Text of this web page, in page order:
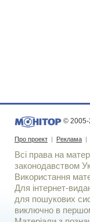
© 2005-
Про проект | Реклама |
Всі права на
законодавством
Використання
Для iнтернет-
для пошукових
виключно в